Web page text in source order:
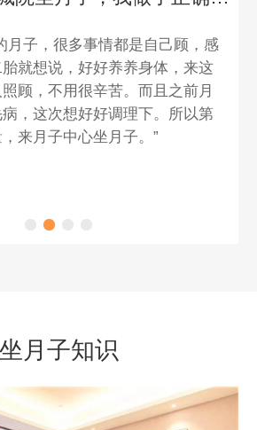
月子，很多事情都是自己顾，感
就想说，好好养养身体，来这
顾，不用很辛苦。而且之前月
，这次想好好调理下。所以第
来月子中心坐月子。”
坐月子知识